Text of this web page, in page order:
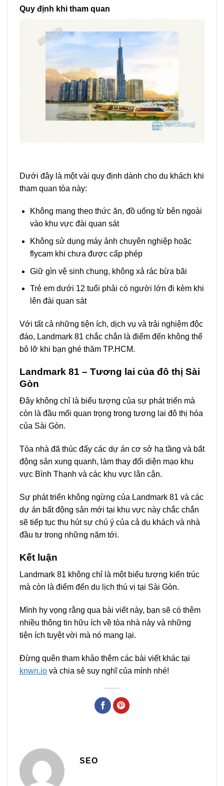
Quy định khi tham quan
Dưới đây là một vài quy định dành cho du khách khi
tham quan tòa này:
Không mang theo thức ăn, đồ uống từ bên ngoài
vào khu vực đài quan sát
Không sử dụng máy ảnh chuyên nghiệp hoặc
flycam khi chưa được cấp phép
Giữ gìn vệ sinh chung, không xả rác bừa bãi
Trẻ em dưới 12 tuổi phải có người lớn đi kèm khi
lên đài quan sát
Với tất cả những tiện ích, dịch vụ và trải nghiệm độc
đáo, Landmark 81 chắc chắn là điểm đến không thể
bỏ lỡ khi bạn ghé thăm TP.HCM.
Landmark 81 – Tương lai của đô thị Sài
Gòn
Đây không chỉ là biểu tượng của sự phát triển mà
còn là đầu mối quan trọng trong tương lai đô thị hóa
của Sài Gòn.
Tòa nhà đã thúc đẩy các dự án cơ sở hạ tầng và bất
động sản xung quanh, làm thay đổi diện mạo khu
vực Bình Thạnh và các khu vực lân cận.
Sự phát triển không ngừng của Landmark 81 và các
dự án bất động sản mới tại khu vực này chắc chắn
sẽ tiếp tục thu hút sự chú ý của cả du khách và nhà
đầu tư trong những năm tới.
Kết luận
Landmark 81 không chỉ là một biểu tượng kiến trúc
mà còn là điểm đến du lịch thú vị tại Sài Gòn.
Mình hy vọng rằng qua bài viết này, bạn sẽ có thêm
nhiều thông tin hữu ích về tòa nhà này và những
tiện ích tuyệt vời mà nó mang lại.
Đừng quên tham khảo thêm các bài viết khác tại
knwn.io và chia sẻ suy nghĩ của mình nhé!
SEO